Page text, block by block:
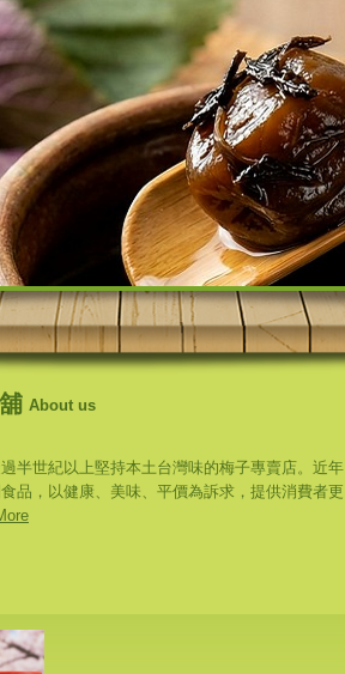
About us
半世紀以上堅持本土台灣味的梅子專賣店。近年
品，以健康、美味、平價為訴求，提供消費者更